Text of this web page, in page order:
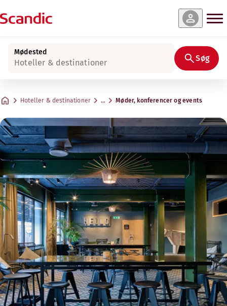
Mødested
Hoteller & destinationer Søg
Hoteller & destinationer … Møder, konferencer og events